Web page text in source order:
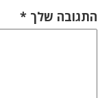
התגובה שלך *